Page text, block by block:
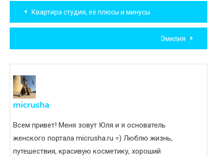
Навигация
по
записям
Квартира студия, её плюсы и минусы
Эмилия
micrusha
Всем привет! Меня зовут Юля и я основатель
женского портала micrusha.ru =) Люблю жизнь,
путешествия, красивую косметику, хороший